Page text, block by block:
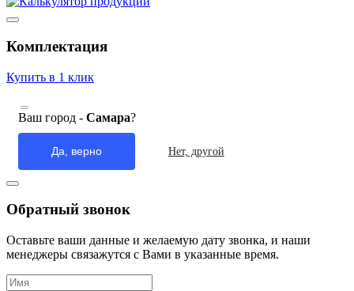
Комплектация
Купить в 1 клик
Ваш город - Самара?
Да, верно Нет, другой
Обратный звонок
Оставьте ваши данные и желаемую дату звонка, и наши
менеджеры связажутся с Вами в указанные время.